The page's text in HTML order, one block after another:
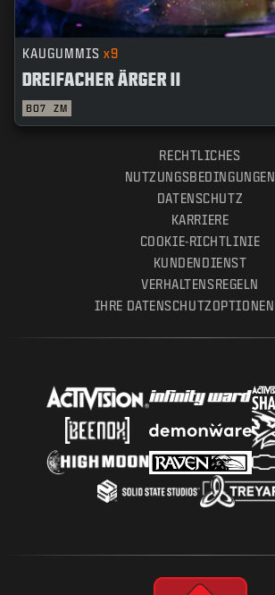
KAUGUMMIS x9
DREIFACHER ÄRGER II
BO7 ZM
RECHTLICHES
NUTZUNGSBEDINGUNGEN
DATENSCHUTZ
KARRIERE
COOKIE-RICHTLINIE
KUNDENDIENST
VERHALTENSREGELN
IHRE DATENSCHUTZOPTIONEN